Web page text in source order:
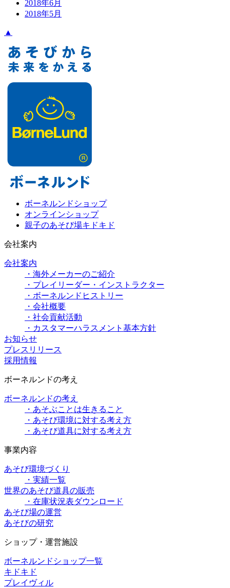
2018年6月
2018年5月
▲
ボーネルンドショップ
オンラインショップ
親子のあそび場キドキド
会社案内
会社案内
・海外メーカーのご紹介
・プレイリーダー・インストラクター
・ボーネルンドヒストリー
・会社概要
・社会貢献活動
・カスタマーハラスメント基本方針
お知らせ
プレスリリース
採用情報
ボーネルンドの考え
ボーネルンドの考え
・あそぶことは生きること
・あそび環境に対する考え方
・あそび道具に対する考え方
事業内容
あそび環境づくり
・実績一覧
世界のあそび道具の販売
・在庫状況表ダウンロード
あそび場の運営
あそびの研究
ショップ・運営施設
ボーネルンドショップ一覧
キドキド
プレイヴィル